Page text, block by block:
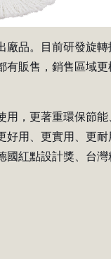
品。目前研發旋
販售，銷售區域更
，更著重環保節
用、更實用、更
紅點設計獎、台灣